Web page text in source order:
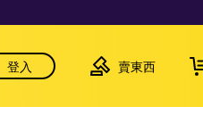
登入 賣東西